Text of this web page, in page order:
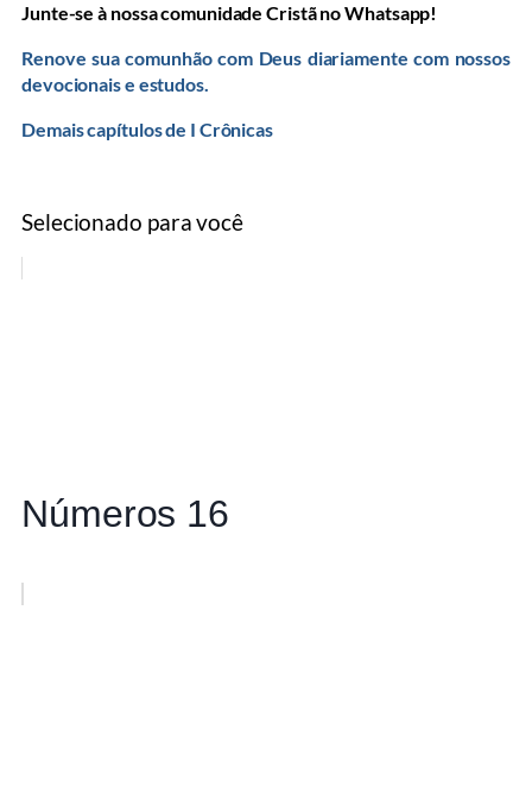
Junte-se à nossa comunidade Cristã no Whatsapp!
Renove sua comunhão com Deus diariamente com nossos
devocionais e estudos.
Demais capítulos de I Crônicas
Selecionado para você
Números 16